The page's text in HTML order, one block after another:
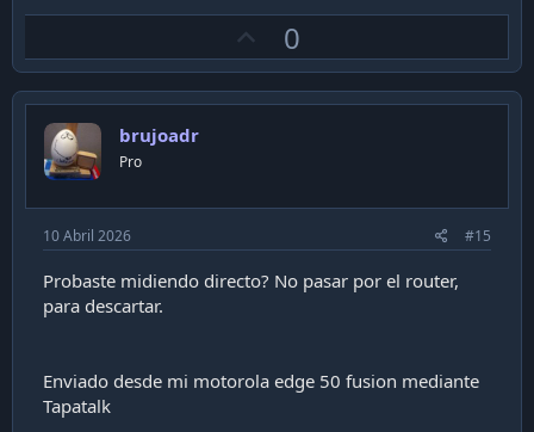
p
v
0
brujoadr
Pro
10 Abril 2026 #15
Probaste midiendo directo? No pasar por el router,
para descartar.
Enviado desde mi motorola edge 50 fusion mediante
Tapatalk